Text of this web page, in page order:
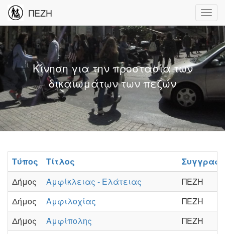
ΠΕΖΗ
Κίνηση για την προστασία των
δικαιωμάτων των πεζών
Τύπος Τίτλος
Δήμος
Αμφίκλειας - Ελάτειας
ΠΕΖΗ
Δήμος
Αμφιλοχίας
ΠΕΖΗ
Δήμος
Αμφίπολης
ΠΕΖΗ